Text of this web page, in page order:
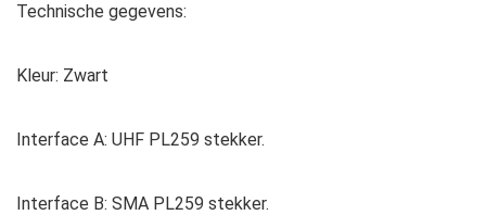
Technische gegevens:
Kleur: Zwart
Interface A: UHF PL259 stekker.
Interface B: SMA PL259 stekker.